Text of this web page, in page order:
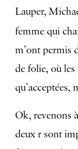
Lauper,
femme qui
m’ont permis
de folie, où
qu’acceptées,
Ok, revenons
deux r sont